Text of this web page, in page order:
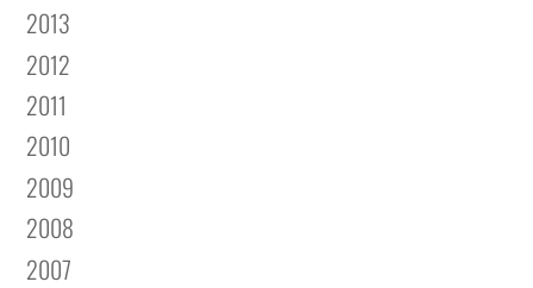
2013
2012
2011
2010
2009
2008
2007